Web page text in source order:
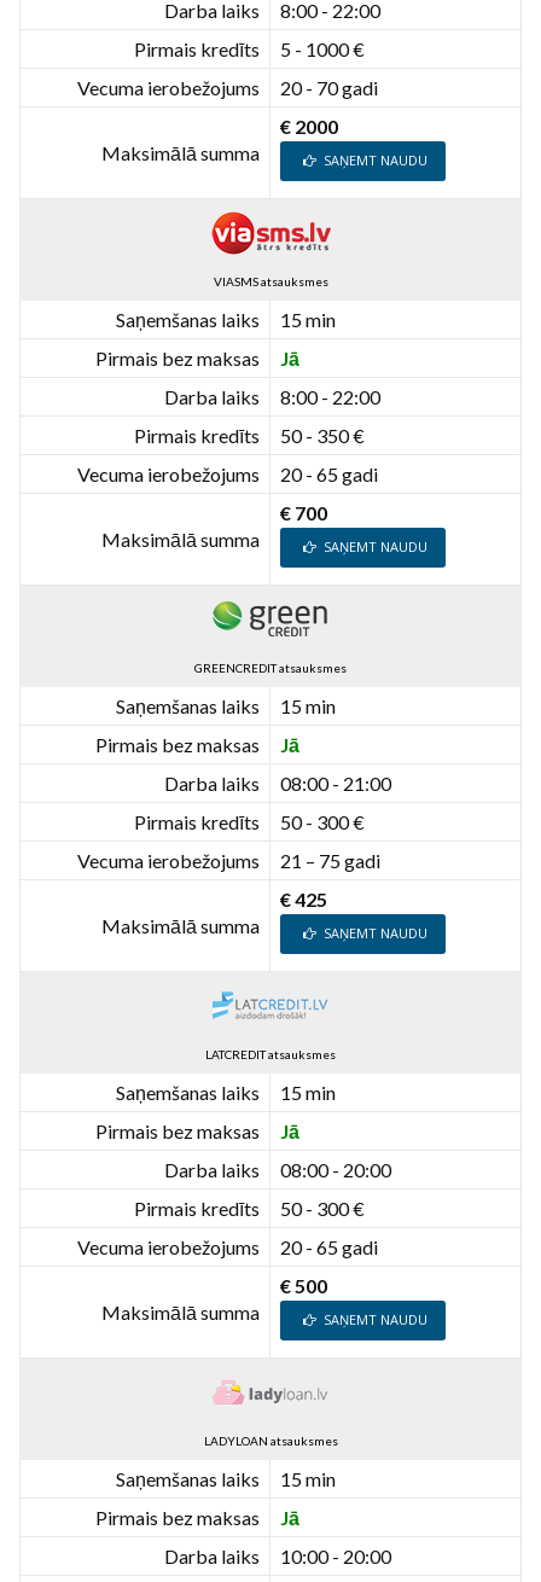
Darba laiks
8:00 - 22:00
Pirmais kredīts
5 - 1000 €
Vecuma ierobežojums
20 - 70 gadi
Maksimālā summa
€ 2000
SAŅEMT NAUDU
VIASMS atsauksmes
Saņemšanas laiks
15 min
Pirmais bez maksas
Jā
Darba laiks
8:00 - 22:00
Pirmais kredīts
50 - 350 €
Vecuma ierobežojums
20 - 65 gadi
Maksimālā summa
€ 700
SAŅEMT NAUDU
GREENCREDIT atsauksmes
Saņemšanas laiks
15 min
Pirmais bez maksas
Jā
Darba laiks
08:00 - 21:00
Pirmais kredīts
50 - 300 €
Vecuma ierobežojums
21 – 75 gadi
Maksimālā summa
€ 425
SAŅEMT NAUDU
LATCREDIT atsauksmes
Saņemšanas laiks
15 min
Pirmais bez maksas
Jā
Darba laiks
08:00 - 20:00
Pirmais kredīts
50 - 300 €
Vecuma ierobežojums
20 - 65 gadi
Maksimālā summa
€ 500
SAŅEMT NAUDU
LADYLOAN atsauksmes
Saņemšanas laiks
15 min
Pirmais bez maksas
Jā
Darba laiks
10:00 - 20:00